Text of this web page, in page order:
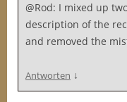
@Rod: I mixed up
description of the
and removed the
Antworten ↓